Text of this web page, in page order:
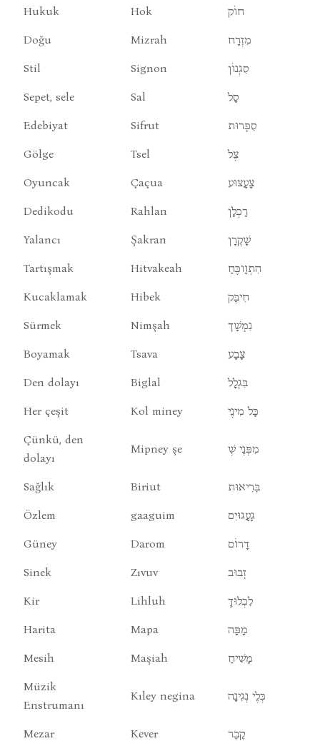
Hukuk Hok חוֹק
Doğu Mizrah מִזְרָח
Stil Signon סִגְנוֹן
Sepet, sele Sal סָל
Edebiyat Sifrut סִפְרוּת
Gölge Tsel צֶל
Oyuncak Çaçua צָעָצוּע
Dedikodu Rahlan רָכְלָן
Yalancı Şakran שָׁקְרָן
Tartışmak Hitvakeah הִתְוָוכֶּחַ
Kucaklamak Hibek חִיבֶּק
Sürmek Nimşah נִמְשָׁך
Boyamak Tsava צָבָע
Den dolayı Biglal בִּגְלָל
Her çeşit Kol miney כָּל מִינֶי
Çünkü, den
dolayı
Mipney şe מִפְּנֶי שְׁ
Sağlık Biriut בְּרִיאוּת
Özlem gaaguim גָעָגוּיִם
Güney Darom דָרוֹם
Sinek Zıvuv זְבוּב
Kir Lihluh לִכְלוּךְ
Harita Mapa מָפָּה
Mesih Maşiah מָשִׁיחַ
Müzik
Enstrumanı
Kıley negina כְּלֶי נְגִינָה
Mezar Kever קֶבֶר